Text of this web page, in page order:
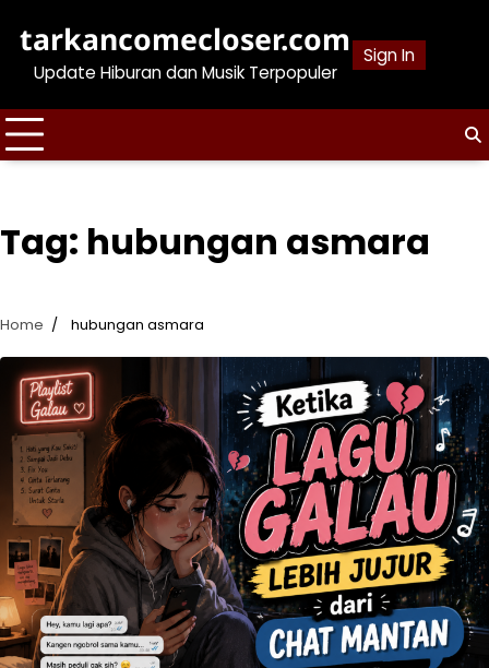
content
tarkancomecloser.com
Update Hiburan dan Musik Terpopuler
Sign In
Tag: hubungan asmara
Home hubungan asmara